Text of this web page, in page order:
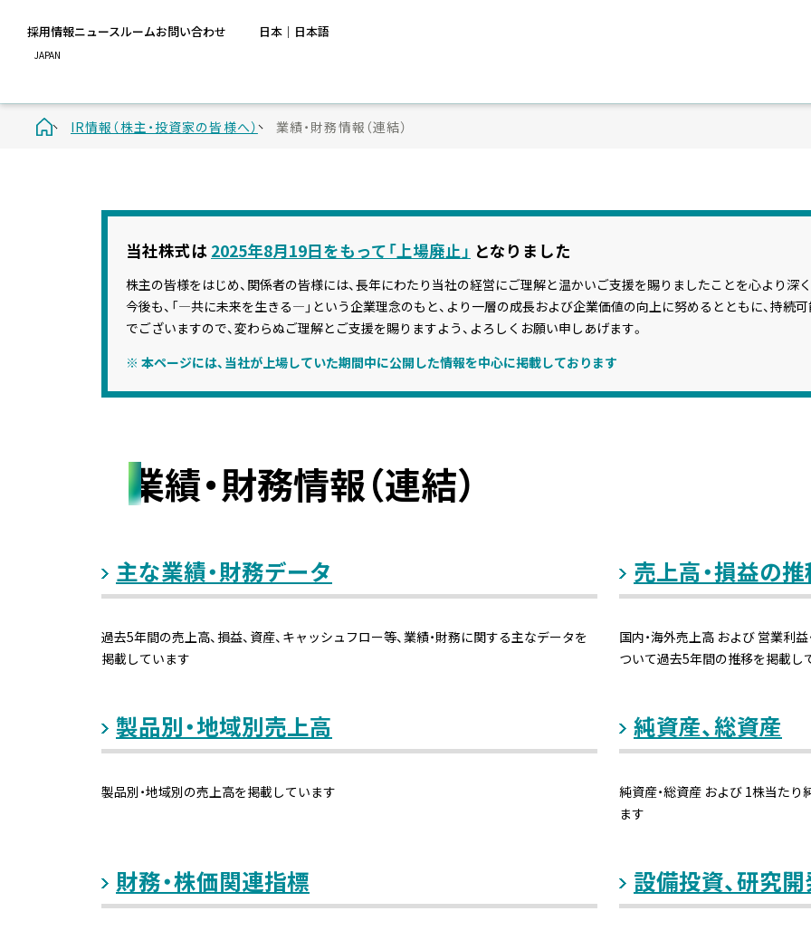
採用情報ニュースルームお問い合わせ 日本｜日本語
IR資料
決算
中期経営方針
サステナビリティデータブック
統合報告書
主な業績・財務データ
製品別・地域別売上高（連結）
IR情報（株主・投資家の皆様へ） 業績・財務情報（連結）
当社株式は 2025年8月19日をもって「上場廃止」 となりました
株主の皆様をはじめ、関係者の皆様には、長年にわたり当社の経営にご理解と温かいご支援を賜りましたことを心より深
今後も、「―共に未来を生きる―」という企業理念のもと、より一層の成長および企業価値の向上に努めるとともに、持続
でございますので、変わらぬご理解とご支援を賜りますよう、よろしくお願い申しあげます。
※ 本ページには、当社が上場していた期間中に公開した情報を中心に掲載しております
業績・財務情報（連結）
主な業績・財務データ
過去5年間の売上高、損益、資産、キャッシュフロー等、業績・財務に関する主なデータを
掲載しています
売上高・損益の
国内・海外売上高 および 営業利益
ついて過去5年間の推移を掲載し
製品別・地域別売上高
製品別・地域別の売上高を掲載しています
純資産、総資産
純資産・総資産 および 1株当たり
ます
財務・株価関連指標 設備投資、研究